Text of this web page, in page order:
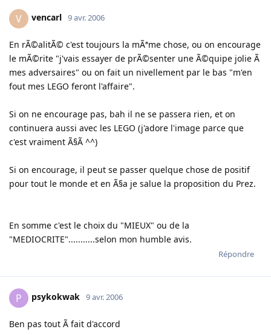
V vencarl 9 avr. 2006
En rÃ©alitÃ© c'est toujours la mÃªme chose, ou on encourage
le mÃ©rite "j'vais essayer de prÃ©senter une Ã©quipe jolie Ã
mes adversaires" ou on fait un nivellement par le bas "m'en
fout mes LEGO feront l'affaire".
Si on ne encourage pas, bah il ne se passera rien, et on
continuera aussi avec les LEGO (j'adore l'image parce que
c'est vraiment Ã§Ã ^^)
Si on encourage, il peut se passer quelque chose de positif
pour tout le monde et en Ã§a je salue la proposition du Prez.
En somme c'est le choix du "MIEUX" ou de la
"MEDIOCRITE"...........selon mon humble avis.
Répondre
P psykokwak 9 avr. 2006
Ben pas tout Ã fait d'accord